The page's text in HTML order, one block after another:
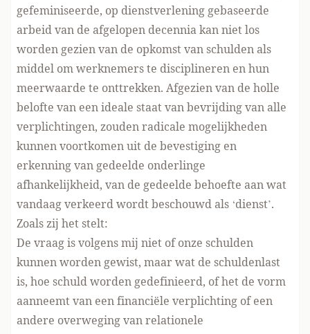
gefeminiseerde, op dienstverlening gebaseerde
arbeid van de afgelopen decennia kan niet los
worden gezien van de opkomst van schulden als
middel om werknemers te disciplineren en hun
meerwaarde te onttrekken. Afgezien van de holle
belofte van een ideale staat van bevrijding van alle
verplichtingen, zouden radicale mogelijkheden
kunnen voortkomen uit de bevestiging en
erkenning van gedeelde onderlinge
afhankelijkheid, van de gedeelde behoefte aan wat
vandaag verkeerd wordt beschouwd als ‘dienst’.
Zoals zij het stelt:
De vraag is volgens mij niet of onze schulden
kunnen worden gewist, maar wat de schuldenlast
is, hoe schuld worden gedefinieerd, of het de vorm
aanneemt van een financiële verplichting of een
andere overweging van relationele